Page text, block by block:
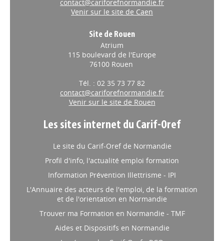
contact@cariforefnormandie.fr
Venir sur le site de Caen
Site de Rouen
Atrium
115 boulevard de l'Europe
76100 Rouen
Tél. : 02 35 73 77 82
contact@cariforefnormandie.fr
Venir sur le site de Rouen
Les sites internet du Carif-Oref
Le site du Carif-Oref de Normandie
Profil d'info, l'actualité emploi formation
Information Prévention Illettrisme - IPI
L'Annuaire des acteurs de l'emploi, de la formation
et de l'orientation en Normandie
Trouver ma Formation en Normandie - TMF
Aides et Dispositifs en Normandie